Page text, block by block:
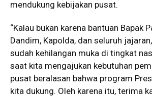
mendukung kebijakan pusat.
“Kalau bukan karena bantuan Bapak
Dandim, Kapolda, dan seluruh
sudah kehilangan muka di tingkat
saat kita mengajukan kebutuhan
pusat beralasan bahwa program
kita dukung. Oleh karena itu, terima